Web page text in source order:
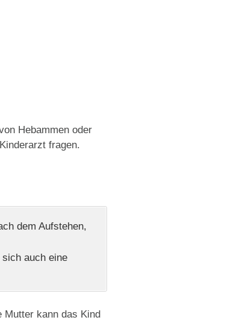
Hebammen oder
fragen.
dem Aufstehen,
auch eine
Mutter kann das Kind